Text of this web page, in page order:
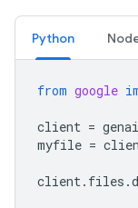
Python
from google
client = genai
myfile =
client. files .